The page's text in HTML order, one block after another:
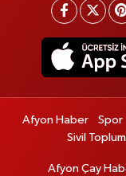
Afyon Haber Spor
Sivil Toplum
Afyon Çay